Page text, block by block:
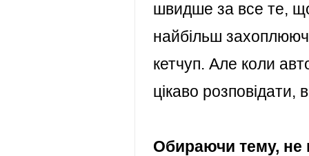
швидше за все те,
найбільш
кетчуп. Але коли
цікаво
Обираючи тему, не